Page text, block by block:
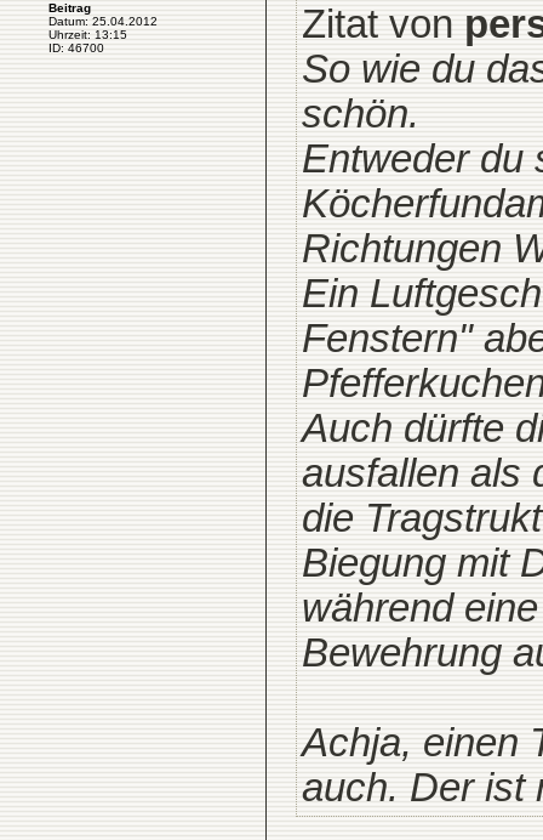
Beitrag
Datum: 25.04.2012
Uhrzeit: 13:15
ID: 46700
Zitat von
So wie du
schön.
Entweder du
Richtungen
Ein
Fenstern"
Auch dürfte
ausfallen als
die
Biegung mit
während
Bewehrung
Achja, einen
auch. Der ist